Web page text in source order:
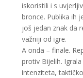
iskoristili i s
bronce. Publika ih
još jedan znak da
važniji od igre.
A onda – finale.
protiv Bijelih.
intenziteta,